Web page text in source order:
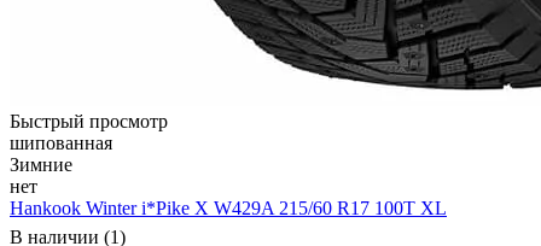
Быстрый просмотр
шипованная
Зимние
нет
Hankook Winter i*Pike X W429A 215/60 R17 100T XL
В наличии (1)